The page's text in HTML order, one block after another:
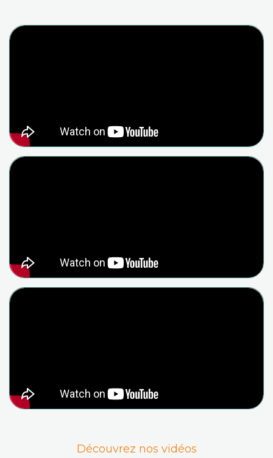
Découvrez nos vidéos